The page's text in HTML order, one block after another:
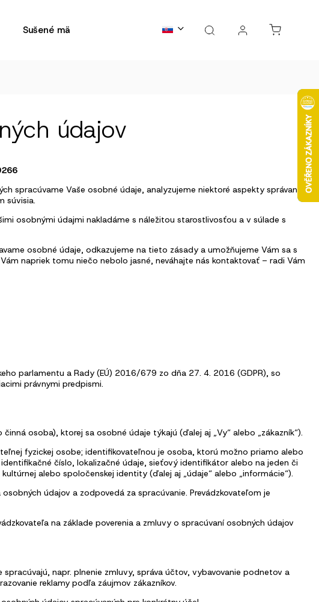
Sušené mäso B2B spolupráce FAQs
údajov
Vaše osobné údaje, analyzujeme niektoré aspekty správania
súvisia.
osobnými údajmi nakladáme s náležitou starostlivosťou a v súlade s
osobné údaje, odkazujeme na tieto zásady a umožňujeme Vám sa s
napriek tomu niečo nebolo jasné, neváhajte nás kontaktovať – radi Vám
parlamentu a Rady (EÚ) 2016/679 zo dňa 27. 4. 2016 (GDPR), so
právnymi predpismi.
osoba), ktorej sa osobné údaje týkajú (ďalej aj „Vy“ alebo „zákazník“).
fyzickej osobe; identifikovateľnou je osoba, ktorú možno priamo alebo
číslo, lokalizačné údaje, sieťový identifikátor alebo na jeden či
alebo spoločenskej identity (ďalej aj „údaje“ alebo „informácie“).
údajov a zodpovedá za spracúvanie. Prevádzkovateľom je
na základe poverenia a zmluvy o spracúvaní osobných údajov
napr. plnenie zmluvy, správa účtov, vybavovanie podnetov a
reklamy podľa záujmov zákazníkov.